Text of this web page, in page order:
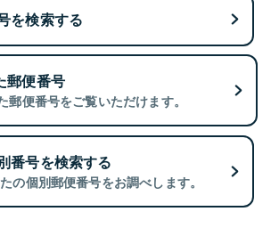
を検索する
郵便番号
郵便番号をご覧いただけます。
番号を検索する
の個別郵便番号をお調べします。